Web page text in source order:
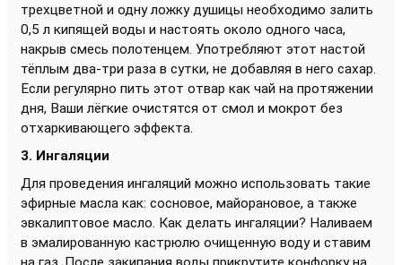
трехцветной и одну ложку душицы необходимо залить
0,5 л кипящей воды и настоять около одного часа,
накрыв смесь полотенцем. Употребляют этот настой
тёплым два-три раза в сутки, не добавляя в него сахар.
Если регулярно пить этот отвар как чай на протяжении
дня, Ваши лёгкие очистятся от смол и мокрот без
отхаркивающего эффекта.
3. Ингаляции
Для проведения ингаляций можно использовать такие
эфирные масла как: сосновое, майорановое, а также
эвкалиптовое масло. Как делать ингаляции? Наливаем
в эмалированную кастрюлю очищенную воду и ставим